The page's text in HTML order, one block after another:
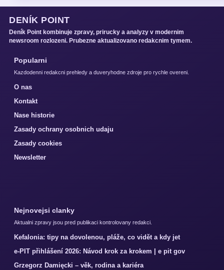
DENÍK POINT
Deník Point kombinuje zpravy, prirucky a analyzy v modernim
newsroom rozlozeni. Prubezne aktualizovano redakcnim tymem.
Popularni
Kazdodenni redakcni prehledy a duveryhodne zdroje pro rychle overeni.
O nas
Kontakt
Nase historie
Zasady ochrany osobnich udaju
Zasady cookies
Newsletter
Nejnovejsi clanky
Aktualni zpravy jsou pred publikaci kontrolovany redakci.
Kefalonia: tipy na dovolenou, pláže, co vidět a kdy jet
e-PIT přihlášení 2026: Návod krok za krokem | e pit gov
Grzegorz Damięcki – věk, rodina a kariéra